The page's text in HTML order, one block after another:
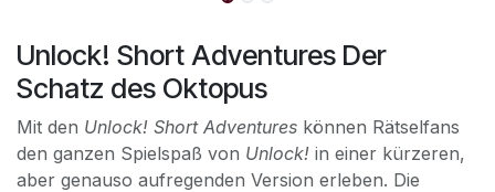
Unlock! Short Adventures Der
Schatz des Oktopus
Mit den Unlock! Short Adventures können Rätselfans
den ganzen Spielspaß von Unlock! in einer kürzeren,
aber genauso aufregenden Version erleben. Die